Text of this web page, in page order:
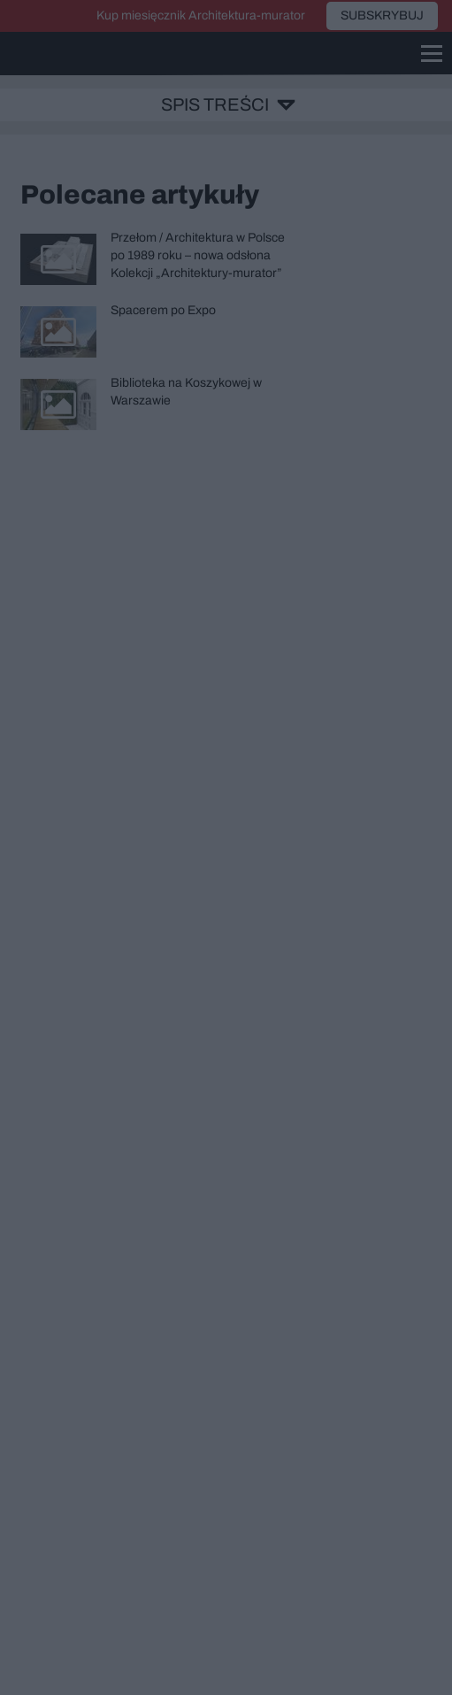
Kup miesięcznik Architektura-murator SUBSKRYBUJ
SPIS TREŚCI
Polecane artykuły
Przełom / Architektura w Polsce
po 1989 roku – nowa odsłona
Kolekcji „Architektury-murator”
Spacerem po Expo
Biblioteka na Koszykowej w
Warszawie